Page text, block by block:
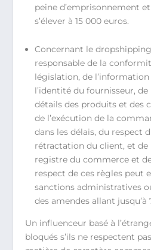
peine d’emprisonnement
s’élever à 15 000 euros.
Concernant le
responsable de la
législation, de
l’identité du fournisseur, de
détails des produits et des
de l’exécution de la
dans les délais, du respect
rétractation du client, et de
registre du commerce et
respect de ces règles peut
sanctions administratives
des amendes allant jusqu’à
Un influenceur basé à
bloqués s’ils ne respectent